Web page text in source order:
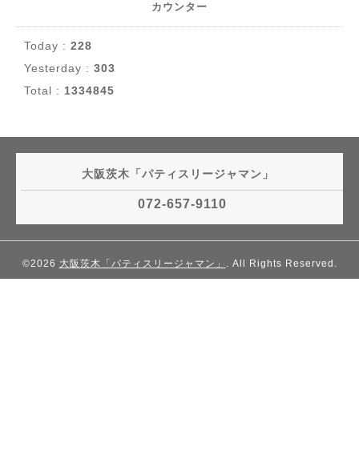
カウンター
Today : 228
Yesterday : 303
Total : 1334845
大阪茨木「パティスリージャマン」
072-657-9110
©2026 大阪茨木「パティスリージャマン」 . All Rights Reserved.